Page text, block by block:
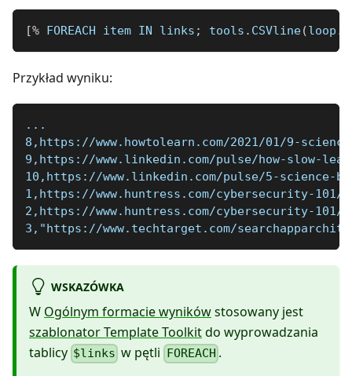
[% FOREACH item IN links ; tools . CSVline(loop .
Przykład wyniku:
...
8,https://www.howtolearn.com/2021/01/9-
9,https://www.linkedin.com/pulse/how-slow-
10,https://www.linkedin.com/pulse/5-
1,https://www.huntress.com/cybersecurity-
2,https://www.huntress.com/cybersecurity-
3,"https://www.techtarget.com/
WSKAZÓWKA
W Ogólnym formacie wynikówstosowany jest
szablonator Template Toolkitdo wyprowadzania
tablicy $links w pętli FOREACH .